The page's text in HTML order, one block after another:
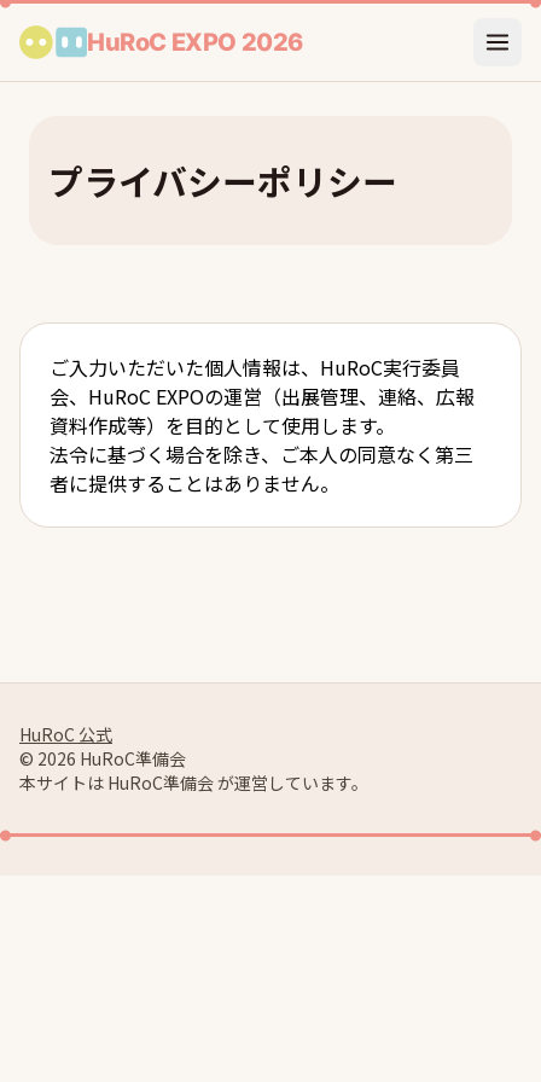
HuRoC EXPO 2026
プライバシーポリシー
ご入力いただいた個人情報は、HuRoC実行委員
会、HuRoC EXPOの運営（出展管理、連絡、広報
資料作成等）を目的として使用します。
法令に基づく場合を除き、ご本人の同意なく第三
者に提供することはありません。
HuRoC 公式
© 2026 HuRoC準備会
本サイトは HuRoC準備会 が運営しています。